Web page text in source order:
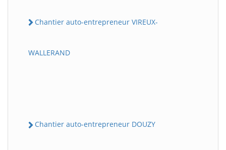
Chantier auto-entrepreneur VIREUX-
WALLERAND
Chantier auto-entrepreneur DOUZY